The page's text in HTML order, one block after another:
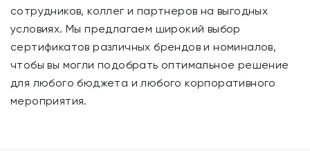
сотрудников, коллег и партнеров на выгодных
условиях. Мы предлагаем широкий выбор
сертификатов различных брендов и номиналов,
чтобы вы могли подобрать оптимальное решение
для любого бюджета и любого корпоративного
мероприятия.